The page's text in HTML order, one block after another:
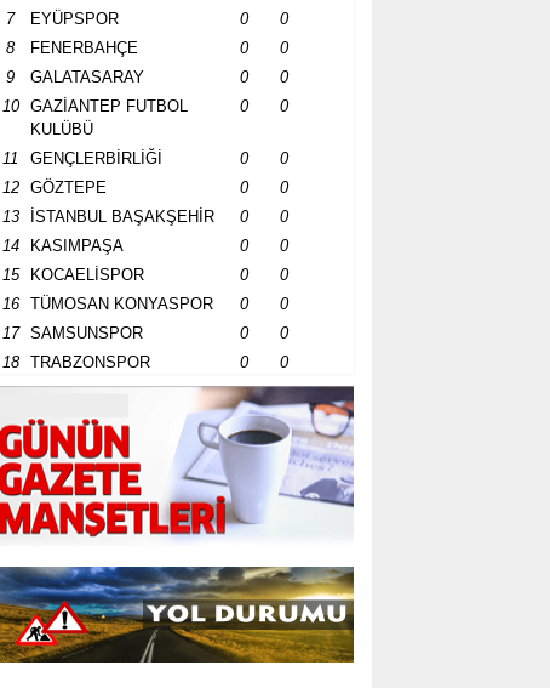
7
EYÜPSPOR 0
0
8
FENERBAHÇE 0
0
9
GALATASARAY 0
0
10
GAZİANTEP FUTBOL
KULÜBÜ
0 0
11 GENÇLERBİRLİĞİ 0
0
12
GÖZTEPE 0
0
13
İSTANBUL BAŞAKŞEHİR 0
0
14
KASIMPAŞA 0
0
15
KOCAELİSPOR 0
0
16
TÜMOSAN KONYASPOR 0
0
17
SAMSUNSPOR 0
0
18
TRABZONSPOR 0 0